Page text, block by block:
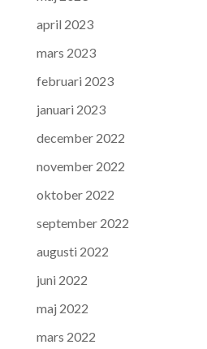
april 2023
mars 2023
februari 2023
januari 2023
december 2022
november 2022
oktober 2022
september 2022
augusti 2022
juni 2022
maj 2022
mars 2022